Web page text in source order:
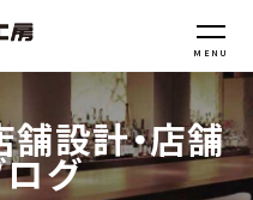
MENU
舗設計・店舗
グ